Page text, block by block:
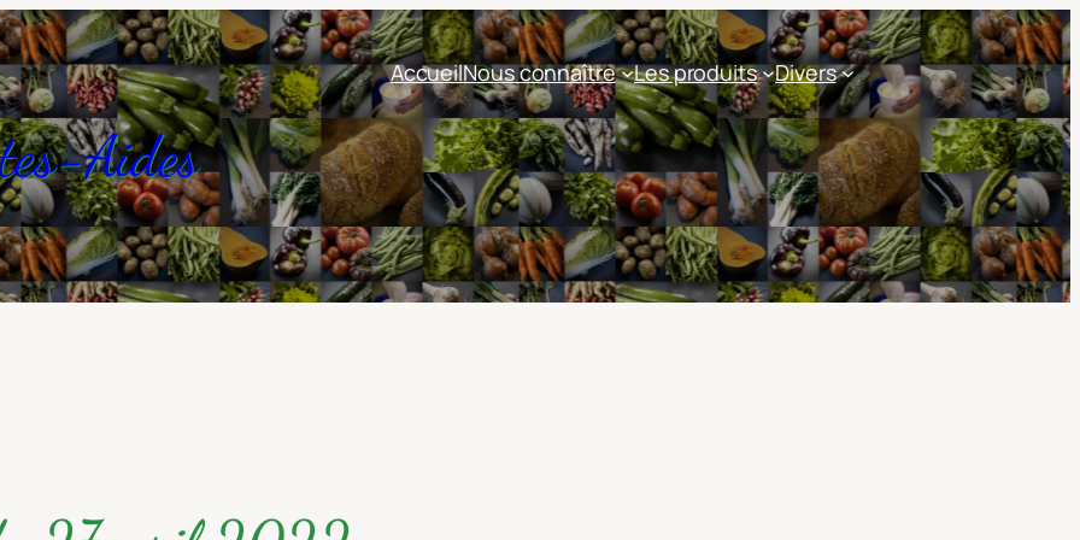
Aides
AccueilNous connaître Les produits Divers